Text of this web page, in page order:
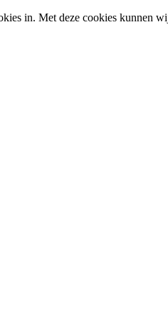
in. Met deze cookies